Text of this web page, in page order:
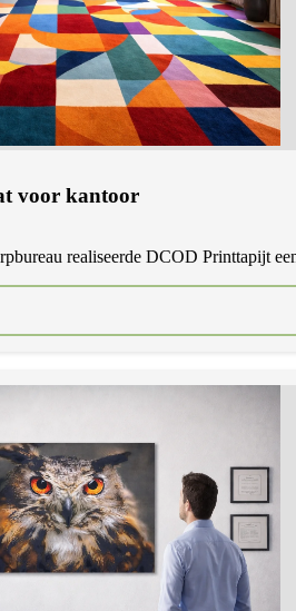
voor kantoor
realiseerde DCOD Printtapijt